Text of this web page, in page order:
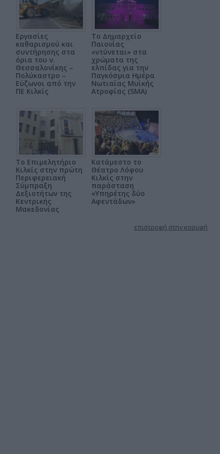
Εργασίες
καθαρισμού και
συντήρησης στα
όρια του ν.
Θεσσαλονίκης –
Πολύκαστρο –
Εύζωνοι από την
ΠΕ Κιλκίς
Το Δημαρχείο
Παιονίας
«ντύνεται» στα
χρώματα της
ελπίδας για την
Παγκόσμια Ημέρα
Νωτιαίας Μυϊκής
Ατροφίας (SMA)
Το Επιμελητήριο
Κιλκίς στην πρώτη
Περιφερειακή
Σύμπραξη
Δεξιοτήτων της
Κεντρικής
Μακεδονίας
Κατάμεστο το
Θέατρο Λόφου
Κιλκίς στην
παράσταση
«Υπηρέτης δύο
Αφεντάδων»
επιστροφή στην κορυφή